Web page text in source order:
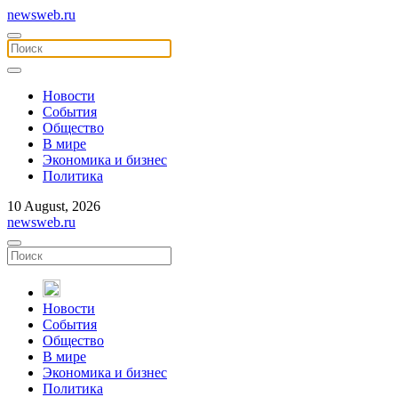
newsweb.ru
Новости
События
Общество
В мире
Экономика и бизнес
Политика
10 August, 2026
newsweb.ru
Новости
События
Общество
В мире
Экономика и бизнес
Политика